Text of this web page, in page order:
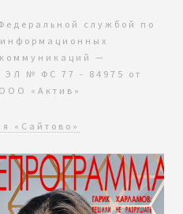
службой по
—
ЭЛ № ФС 77 - 84975 от
«Актив»
«Сайтово»